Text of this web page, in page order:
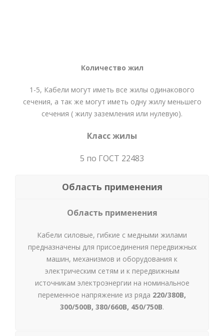
Количество жил
1-5, Кабели могут иметь все жилы одинакового
сечения, а так же могут иметь одну жилу меньшего
сечения ( жилу заземления или нулевую).
Класс жилы
5 по ГОСТ 22483
Область применения
Область применения
Кабели силовые, гибкие с медными жилами
предназначены для присоединения передвижных
машин, механизмов и оборудования к
электрическим сетям и к передвижным
источникам электроэнергии на номинальное
переменное напряжение из ряда 220/380В,
300/500В, 380/660В, 450/750В.